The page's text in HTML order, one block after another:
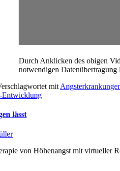
Durch Anklicken des obigen
notwendigen Datenübertragung
mit
lässt
von Höhenangst mit virtueller